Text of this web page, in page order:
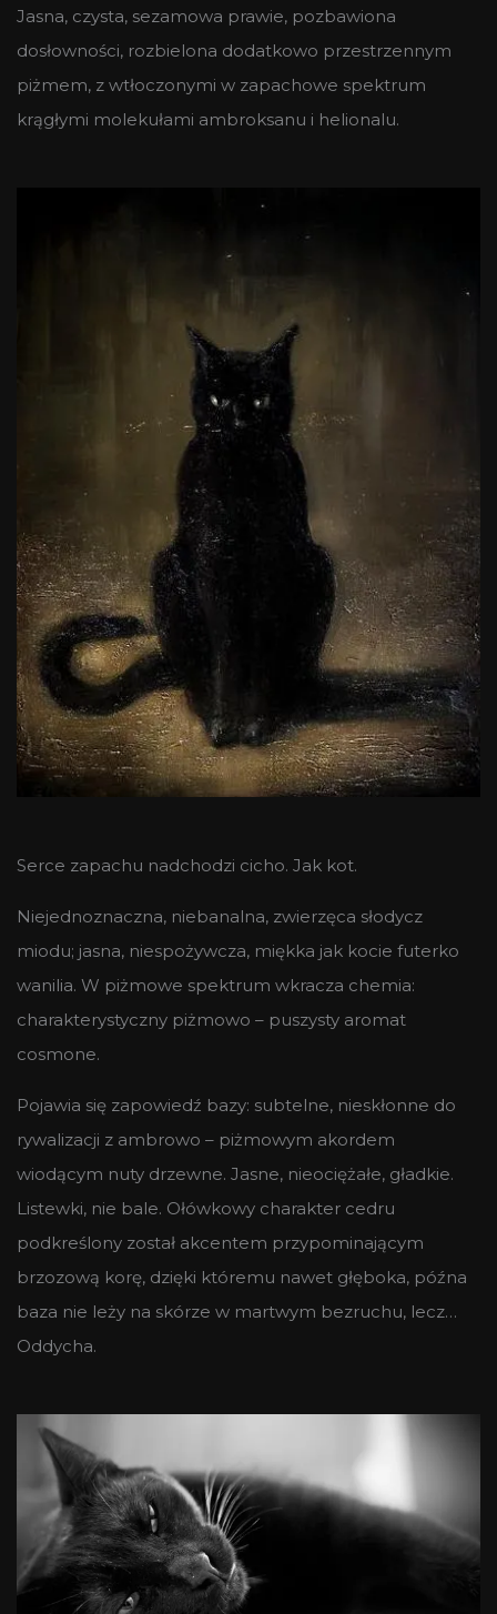
Jasna, czysta, sezamowa prawie, pozbawiona
dosłowności, rozbielona dodatkowo przestrzennym
piżmem, z wtłoczonymi w zapachowe spektrum
krągłymi molekułami ambroksanu i helionalu.
Serce zapachu nadchodzi cicho. Jak kot.
Niejednoznaczna, niebanalna, zwierzęca słodycz
miodu; jasna, niespożywcza, miękka jak kocie futerko
wanilia. W piżmowe spektrum wkracza chemia:
charakterystyczny piżmowo – puszysty aromat
cosmone.
Pojawia się zapowiedź bazy: subtelne, nieskłonne do
rywalizacji z ambrowo – piżmowym akordem
wiodącym nuty drzewne. Jasne, nieociężałe, gładkie.
Listewki, nie bale. Ołówkowy charakter cedru
podkreślony został akcentem przypominającym
brzozową korę, dzięki któremu nawet głęboka, późna
baza nie leży na skórze w martwym bezruchu, lecz…
Oddycha.